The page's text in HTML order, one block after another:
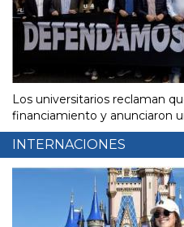
Los universitarios reclaman
financiamiento y anunciaron
INTERNACIONES